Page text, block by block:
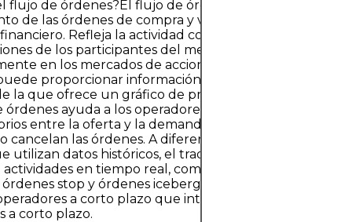
flujo de órdenes?El flujo de órdenes se refiere al
de las órdenes de compra y venta que se mueven
Refleja la actividad comercial inmediata y
de los participantes del mercado en tiempo real.
en los mercados de acciones, futuros y divisas, el
proporcionar información sobre la dinámica del
la que ofrece un gráfico de precios estándar.A
órdenes ayuda a los operadores a identificar dónde
entre la oferta y la demanda al observar cómo se
cancelan las órdenes. A diferencia de los indicadores
utilizan datos históricos, el trading con flujo de
en tiempo real, como órdenes límite,
stop y órdenes iceberg. Esto lo hace
a corto plazo que intentan anticipar la
a corto plazo.